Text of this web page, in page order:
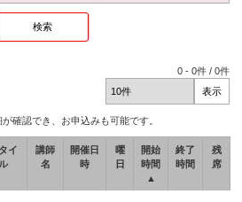
0 -0件 /0件
確認でき、お申込みも可能です。
イ
講師
名
開催日
時
曜
日
開始
時間
▲
終了
時間
残
席